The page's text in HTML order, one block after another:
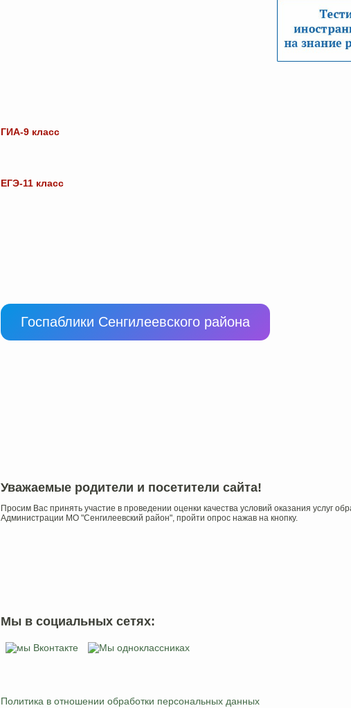
ГИА-9 класс
ЕГЭ-11 класс
Госпаблики Сенгилеевского района
Уважаемые родители и посетители сайта!
Просим Вас принять участие в проведении оценки качества условий оказания
Администрации МО "Сенгилеевский район", пройти опрос нажав на кнопку.
Мы в социальных сетях:
Политика в отношении обработки персональных данных